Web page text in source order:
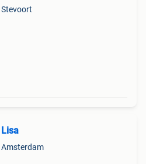
Stevoort
Lisa
Amsterdam